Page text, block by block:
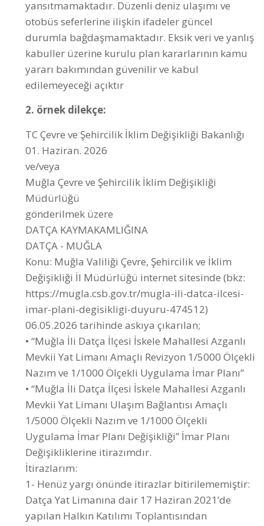
kabuller üzerine kurulu plan kararlarının kamu
yararı bakımından güvenilir ve kabul
edilemeyeceği açıktır
2. örnek dilekçe:
TC Çevre ve Şehircilik İklim Değişikliği Bakanlığı
01. Haziran. 2026
Muğla Çevre ve Şehircilik İklim Değişikliği
Müdürlüğü
gönderilmek üzere
DATÇA KAYMAKAMLIĞINA
DATÇA - MUĞLA
Konu: Muğla Valiliği Çevre, Şehircilik ve İklim
Değişikliği İl Müdürlüğü internet sitesinde (bkz:
https://mugla.csb.gov.tr/mugla-ili-datca-ilcesi-
imar-plani-degisikligi-duyuru-474512)
06.05.2026 tarihinde askıya çıkarılan;
• “Muğla İli Datça İlçesi İskele Mahallesi Azganlı
Mevkii Yat Limanı Amaçlı Revizyon 1/5000 Ölçekli
Nazım ve 1/1000 Ölçekli Uygulama İmar Planı”
• “Muğla İli Datça İlçesi İskele Mahallesi Azganlı
Mevkii Yat Limanı Ulaşım Bağlantısı Amaçlı
1/5000 Ölçekli Nazım ve 1/1000 Ölçekli
Uygulama İmar Planı Değişikliği” İmar Planı
Değişikliklerine itirazımdır.
İtirazlarım:
1- Henüz yargı önünde itirazlar bitirilememiştir:
Datça Yat Limanına dair 17 Haziran 2021’de
yapılan Halkın Katılımı Toplantısından
başlayarak, hem HKT, hem 11 Ocak 2022 birinci
ve hem 15 Haziran 2023 ikinci İDK
toplantılarında, hem Ocak 2021’de Datça